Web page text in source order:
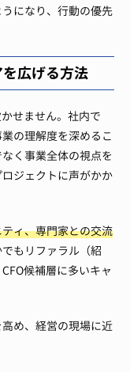
になり、行動の優先
広げる方法
せません。社内で
の理解度を深めるこ
く事業全体の視点を
ジェクトに声がかか
ィ、専門家との交流
もリファラル（紹
候補層に多いキャ
め、経営の現場に近